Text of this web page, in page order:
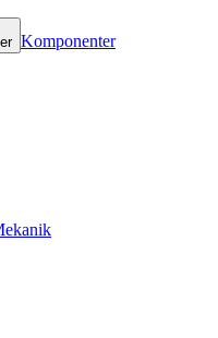
Komponenter